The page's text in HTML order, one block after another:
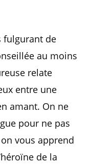
fulgurant de
au moins
relate
entre une
amant. On ne
pour ne pas
vous apprend
de la